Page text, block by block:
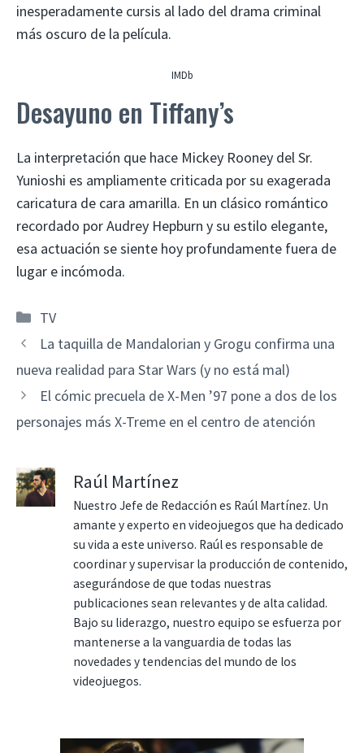
inesperadamente cursis al lado del drama criminal
más oscuro de la película.
IMDb
Desayuno en Tiffany’s
La interpretación que hace Mickey Rooney del Sr.
Yunioshi es ampliamente criticada por su exagerada
caricatura de cara amarilla. En un clásico romántico
recordado por Audrey Hepburn y su estilo elegante,
esa actuación se siente hoy profundamente fuera de
lugar e incómoda.
Categorías
TV
La taquilla de Mandalorian y Grogu confirma una
nueva realidad para Star Wars (y no está mal)
El cómic precuela de X-Men ’97 pone a dos de los
personajes más X-Treme en el centro de atención
Raúl Martínez
Nuestro Jefe de Redacción es Raúl Martínez. Un
amante y experto en videojuegos que ha dedicado
su vida a este universo. Raúl es responsable de
coordinar y supervisar la producción de contenido,
asegurándose de que todas nuestras
publicaciones sean relevantes y de alta calidad.
Bajo su liderazgo, nuestro equipo se esfuerza por
mantenerse a la vanguardia de todas las
novedades y tendencias del mundo de los
videojuegos.